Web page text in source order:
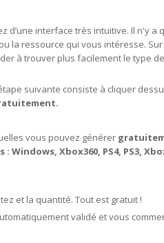
d’une interface très intuitive. Il n'y a
la ressource qui vous intéresse.
à trouver plus facilement le type
suivante consiste à cliquer
vous pouvez générer
Xbox360, PS4, PS3,
et la quantité. Tout est gratuit !
validé et vous